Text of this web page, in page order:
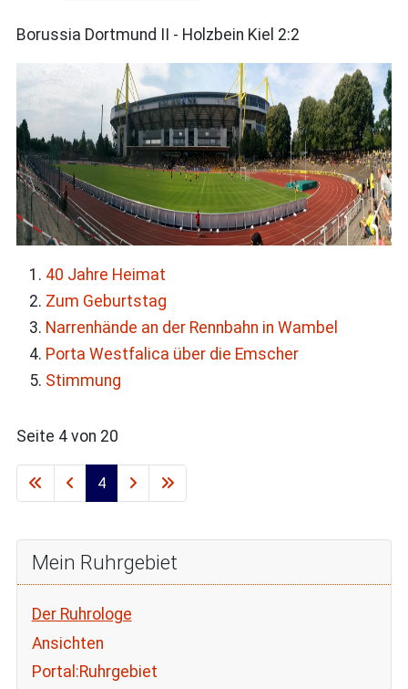
Borussia Dortmund II - Holzbein Kiel 2:2
40 Jahre Heimat
Zum Geburtstag
Narrenhände an der Rennbahn in Wambel
Porta Westfalica über die Emscher
Stimmung
Seite 4 von 20
4
Mein Ruhrgebiet
Der Ruhrologe
Ansichten
Portal:Ruhrgebiet